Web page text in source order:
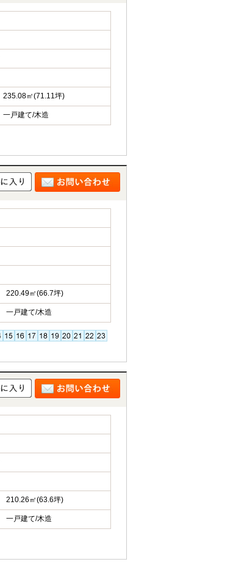
235.08㎡(71.11坪)
一戸建て/木造
220.49㎡(66.7坪)
一戸建て/木造
210.26㎡(63.6坪)
一戸建て/木造